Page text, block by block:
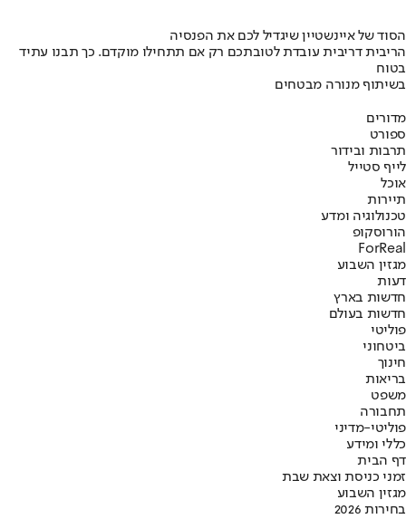
הסוד של איינשטיין שיגדיל לכם את הפנסיה
הריבית דריבית עובדת לטובתכם רק אם תתחילו מוקדם. כך תבנו עתיד
בטוח
בשיתוף מנורה מבטחים
מדורים
ספורט
תרבות ובידור
לייף סטייל
אוכל
תיירות
טכנולוגיה ומדע
הורוסקופ
ForReal
מגזין השבוע
דעות
חדשות בארץ
חדשות בעולם
פוליטי
ביטחוני
חינוך
בריאות
משפט
תחבורה
פוליטי-מדיני
כללי ומידע
דף הבית
זמני כניסת וצאת שבת
מגזין השבוע
בחירות 2026